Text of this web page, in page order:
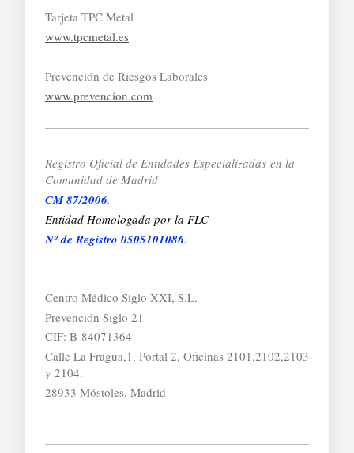
Tarjeta TPC Metal
www.tpcmetal.es
Prevención de Riesgos Laborales
www.prevencion.com
Registro Oficial de Entidades Especializadas en la
Comunidad de Madrid
CM 87/2006.
Entidad Homologada por la FLC
Nº de Registro 0505101086.
Centro Médico Siglo XXI, S.L.
Prevención Siglo 21
CIF: B-84071364
Calle La Fragua,1, Portal 2, Oficinas 2101,2102,2103
y 2104.
28933 Móstoles, Madrid